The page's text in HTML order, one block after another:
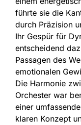
führte sie die
durch Präzision
Ihr Gespür für
entscheidend
Passagen des
emotionalen
Die Harmonie
Orchester war
einer
klaren Konzept